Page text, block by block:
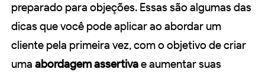
preparado para objeções. Essas são algumas das
dicas que você pode aplicar ao abordar um
cliente pela primeira vez, com o objetivo de criar
uma abordagem assertivae aumentar suas